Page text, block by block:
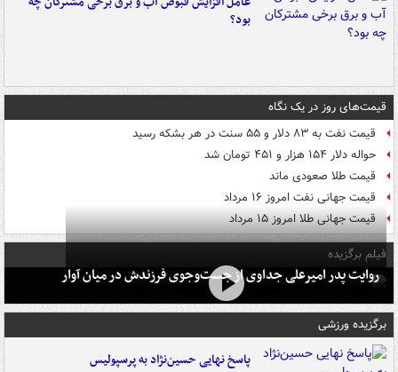
بود؟
قیمت‌های روز در یک نگاه
قیمت نفت به ۸۳ دلار و ۵۵ سنت در هر بشکه رسید
حواله دلار ۱۵۴ هزار و ۴۵۱ تومان شد
قیمت طلا صعودی ماند
قیمت جهانی نفت امروز ۱۶ مرداد
قیمت جهانی طلا امروز ۱۵ مرداد
فیلم برگزیده
روایت پدر امیرعلی جداوی از جست‌وجوی فرزندش در میان آوار
برگزیده ورزشی
پاسخ نهایی حسین‌نژاد به پرسپولیس